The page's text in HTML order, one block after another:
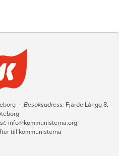
- Besöksadress: Fjärde Långg 8,
info@kommunisterna.org
till kommunisterna